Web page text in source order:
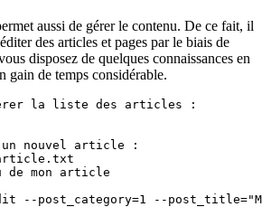
aussi de gérer le contenu. De ce fait, il
des articles et pages par le biais de
disposez de quelques connaissances en
gain de temps considérable.
la liste des articles :
un nouvel article :
de mon article
--post_category=1 --